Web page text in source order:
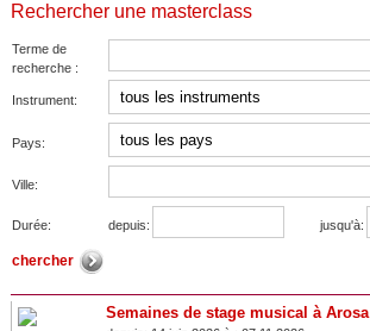
Rechercher une masterclass
Terme de
recherche :
Instrument:
Pays:
Ville:
Durée: depuis: jusqu'à:
Semaines de stage musical à Arosa